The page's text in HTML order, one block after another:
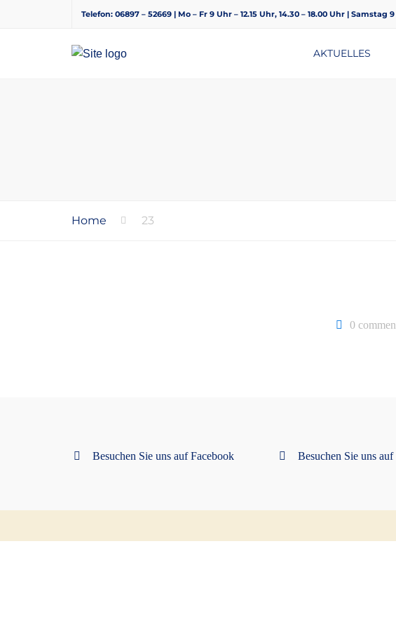
Telefon: 06897 – 52669 | Mo – Fr 9 Uhr – 12.15 Uhr, 14.30 – 18.00 Uhr | Samstag 9
AKTUELLES
Home 23
0
Besuchen Sie uns auf Facebook Besuchen Sie uns auf